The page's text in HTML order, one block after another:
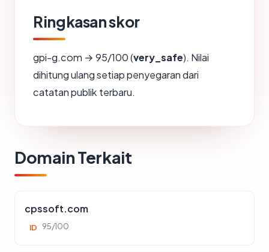
Ringkasan skor
gpi-g.com → 95/100 (very_safe). Nilai
dihitung ulang setiap penyegaran dari
catatan publik terbaru.
Domain Terkait
cpssoft.com
ID 95/100